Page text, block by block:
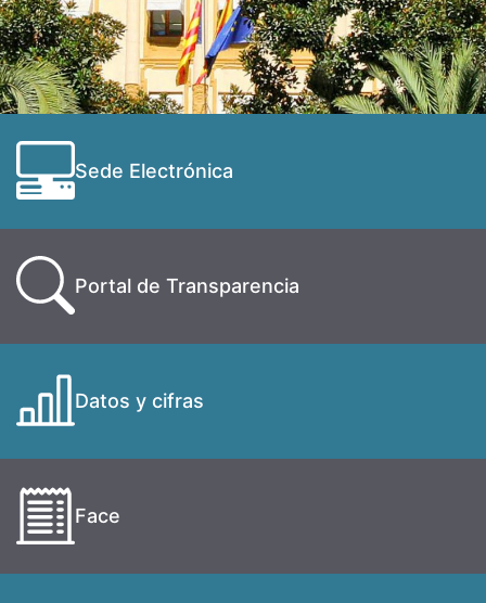
Sede Electrónica
Portal de Transparencia
Datos y cifras
Face